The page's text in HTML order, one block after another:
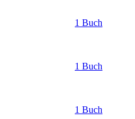
1 Buch
1 Buch
1 Buch